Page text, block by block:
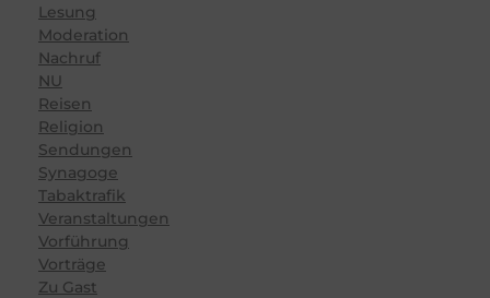
Lesung
Moderation
Nachruf
NU
Reisen
Religion
Sendungen
Synagoge
Tabaktrafik
Veranstaltungen
Vorführung
Vorträge
Zu Gast